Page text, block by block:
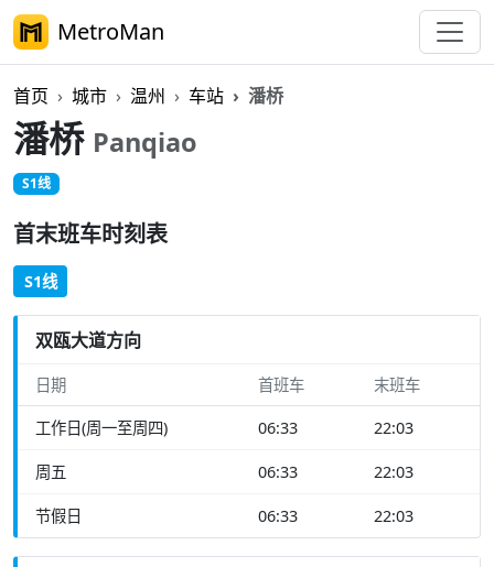
MetroMan
首页 城市 温州 车站 潘桥
潘桥 Panqiao
S1线
首末班车时刻表
S1线
双瓯大道方向
日期 首班车 末班车
工作日(周一至周四) 06:33 22:03
周五 06:33 22:03
节假日 06:33 22:03